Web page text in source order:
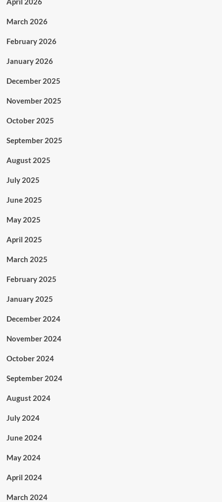
March 2026
February 2026
January 2026
December 2025
November 2025
October 2025
September 2025
August 2025
July 2025
June 2025
May 2025
April 2025
March 2025
February 2025
January 2025
December 2024
November 2024
October 2024
September 2024
August 2024
July 2024
June 2024
May 2024
April 2024
March 2024